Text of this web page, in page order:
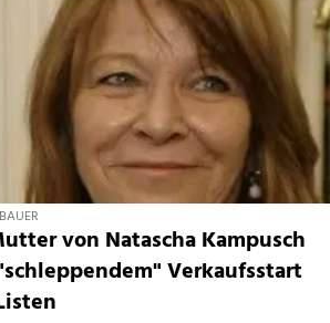
von Natascha Kampusch
Verkaufsstart